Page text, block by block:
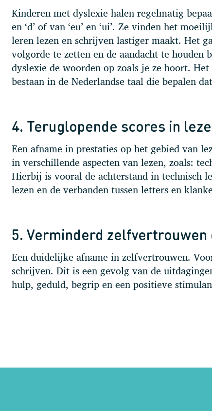
Kinderen met dyslexie halen regelmatig
en ‘d’ of van ‘eu’ en ‘ui’. Ze vinden het
leren lezen en schrijven lastiger maakt. Het
volgorde te zetten en de aandacht te
dyslexie de woorden op zoals je ze hoort.
bestaan in de Nederlandse taal die bepalen
4. Teruglopende scores in
Een afname in prestaties op het gebied van
in verschillende aspecten van lezen, zoals:
Hierbij is vooral de achterstand in technisch
lezen en de verbanden tussen letters en
5. Verminderd zelfvertrouwen
Een duidelijke afname in zelfvertrouwen.
schrijven. Dit is een gevolg van de
hulp, geduld, begrip en een positieve